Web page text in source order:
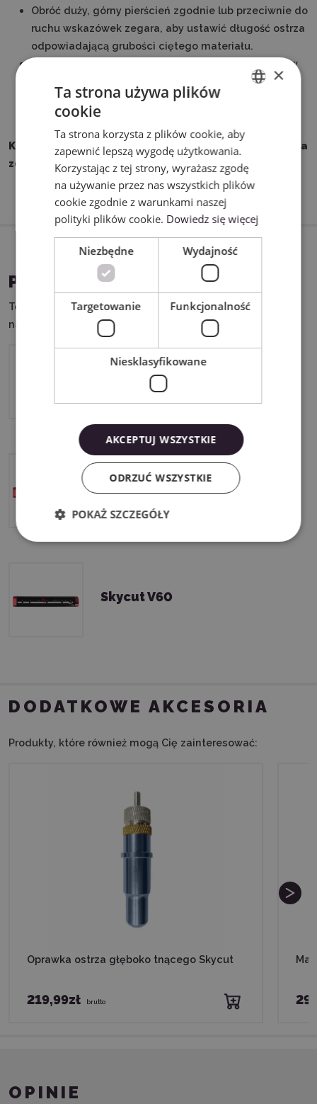
Obróć duży, górny pierścień zgodnie lub przeciwnie do
ruchu wskazówek zegara, aby ustawić długość ostrza
odpowiadającą grubości ciętego materiału.
Aby zablokować ostrze obróć pierwszy z pierścieni w
prawo, aż zostanie zablokowany na miejscu.
Oprawkę oraz ostrze umieść w ploterze Skycut.
Ustawienia offset dla ostrza: 2,0
Kolor zatyczki ostrza może różnić się od widocznego na
zdjęciu.
PASUJĄCE URZĄDZENIA
Ten produkt możesz wykorzystać w połączeniu z
następującymi urządzeniami:
Skycut D24
Skycut V60
DODATKOWE AKCESORIA
Produkty, które również mogą Cię zainteresować:
Oprawka ostrza głęboko tnącego Skycut
219,99zł brutto
OPINIE
POLISH
×
Ta strona używa plików
cookie
Ta strona korzysta z plików cookie, aby
zapewnić lepszą wygodę użytkowania.
Korzystając z tej strony, wyrażasz zgodę
na używanie przez nas wszystkich plików
cookie zgodnie z warunkami naszej
polityki plików cookie. Dowiedz się więcej
Niezbędne Wydajność
Targetowanie Funkcjonalność
Niesklasyfikowane
AKCEPTUJ WSZYSTKIE
ODRZUĆ WSZYSTKIE
POKAŻ SZCZEGÓŁY